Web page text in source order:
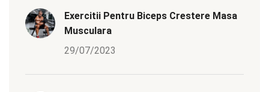
Exercitii Pentru Biceps Crestere Masa
Musculara
29/07/2023